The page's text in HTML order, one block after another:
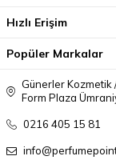
Hızlı Erişim
Popüler Markalar
Günerler Kozmetik
Form Plaza
0216 405 15 81